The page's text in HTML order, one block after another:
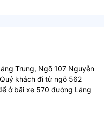
Trung, Ngõ 107 Nguyễn
khách đi từ ngõ 562
ở bãi xe 570 đường Láng